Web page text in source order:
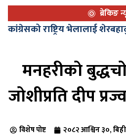
ब्रेकिङ
मनहरीको
जोशीप्रति दीप
विशेष पोष्ट २०८२ आश्विन ३०,